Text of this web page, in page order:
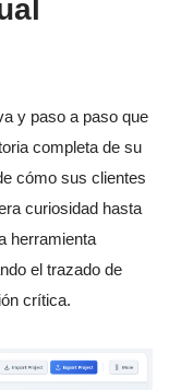
y paso a paso que
completa de su
cómo sus clientes
curiosidad hasta
herramienta
el trazado de
crítica.